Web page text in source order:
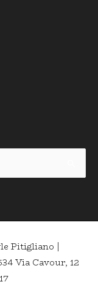
Pitigliano |
Via Cavour, 12